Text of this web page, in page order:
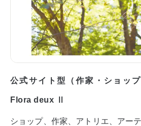
公式サイト型（作家・ショップ
Flora deux Ⅱ
ショップ、作家、アトリエ、アー